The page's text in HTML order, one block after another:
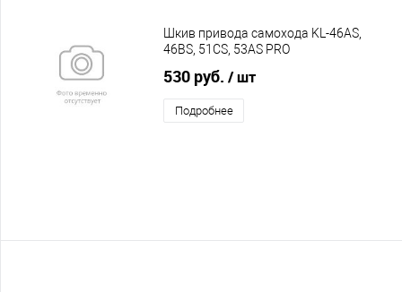
Шкив привода самохода KL-46AS,
46BS, 51CS, 53AS PRO
530 руб. / шт
Подробнее